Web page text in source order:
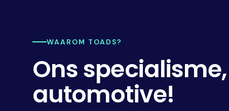
WAAROM TOADS?
Ons specialisme,
automotive!